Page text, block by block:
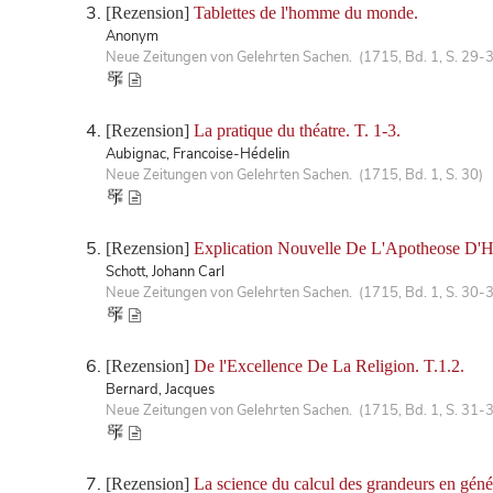
[Rezension] Tablettes de l'homme du monde.
Anonym
Neue Zeitungen von Gelehrten Sachen. (1715, Bd. 1, S. 29-
[Rezension] La pratique du théatre. T. 1-3.
Aubignac, Francoise-Hédelin
Neue Zeitungen von Gelehrten Sachen. (1715, Bd. 1, S. 30)
[Rezension] Explication Nouvelle De L'Apotheose
Schott, Johann Carl
Neue Zeitungen von Gelehrten Sachen. (1715, Bd. 1, S. 30-
[Rezension] De l'Excellence De La Religion. T.1.2.
Bernard, Jacques
Neue Zeitungen von Gelehrten Sachen. (1715, Bd. 1, S. 31-
[Rezension] La science du calcul des grandeurs en